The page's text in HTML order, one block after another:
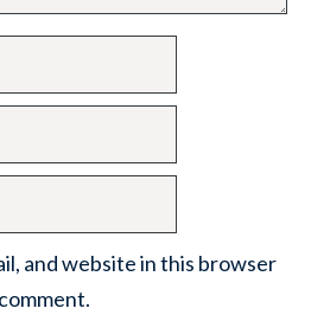
and website in this browser